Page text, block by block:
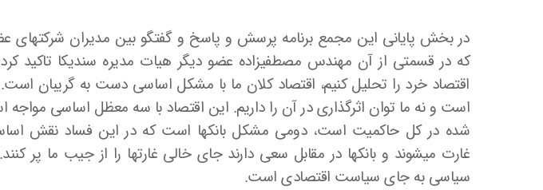
در بخش پایانی این مجمع برنامه پرسش و پاسخ و گفتگو بین مدیران شرکتهای
که در قسمتی از آن مهندس مصطفی­زاده عضو دیگر هیات مدیره سندیکا تاکید
اقتصاد خرد را تحلیل کنیم، اقتصاد کلان ما با مشکل اساسی دست به گریبان است.
است و نه ما توان اثرگذاری در آن را داریم. این اقتصاد با سه معظل اساسی مواجه
شده در کل حاکمیت است، دومی مشکل بانکها است که در این فساد نقش اساسی
غارت می­شوند و بانکها در مقابل سعی دارند جای خالی غارتها را از جیب ما پر
سیاسی به جای سیاست اقتصادی است.